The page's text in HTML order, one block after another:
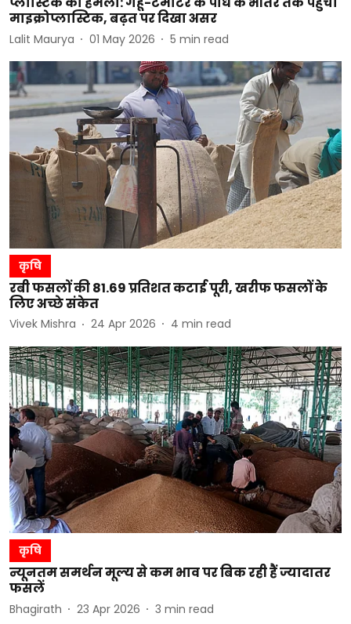
माइक्रोप्लास्टिक, बढ़त पर दिखा असर
Lalit Maurya 01 May 2026 5 min read
कृषि
रबी फसलों की 81.69 प्रतिशत कटाई पूरी, खरीफ फसलों के
लिए अच्छे संकेत
Vivek Mishra 24 Apr 2026 4 min read
कृषि
न्यूनतम समर्थन मूल्य से कम भाव पर बिक रही हैं ज्यादातर
फसलें
Bhagirath 23 Apr 2026 3 min read